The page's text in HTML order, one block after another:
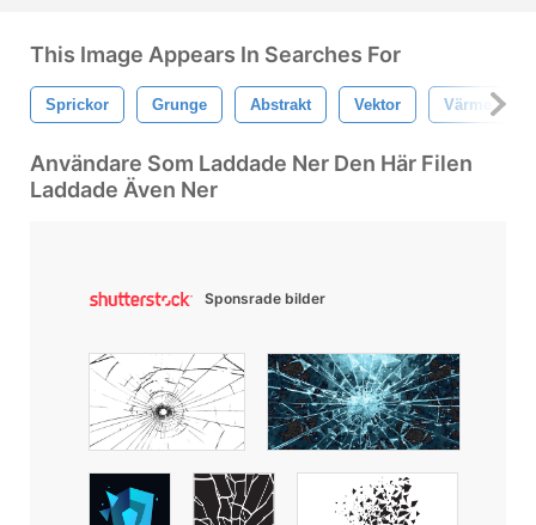
This Image Appears In Searches For
Sprickor Grunge Abstrakt Vektor Värme
Användare Som Laddade Ner Den Här Filen
Laddade Även Ner
Sponsrade bilder